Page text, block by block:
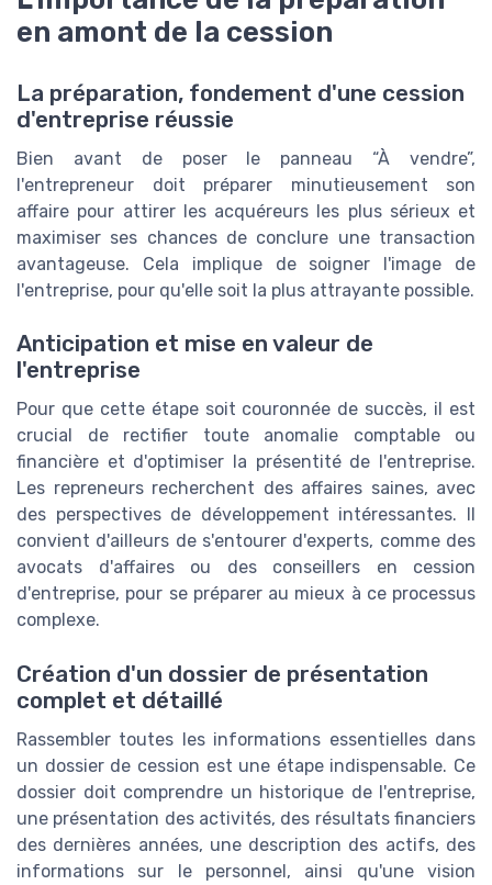
en amont de la cession
La préparation, fondement d'une cession
d'entreprise réussie
Bien avant de poser le panneau “À vendre”,
l'entrepreneur doit préparer minutieusement son
affaire pour attirer les acquéreurs les plus sérieux et
maximiser ses chances de conclure une transaction
avantageuse. Cela implique de soigner l'image de
l'entreprise, pour qu'elle soit la plus attrayante possible.
Anticipation et mise en valeur de
l'entreprise
Pour que cette étape soit couronnée de succès, il est
crucial de rectifier toute anomalie comptable ou
financière et d'optimiser la présentité de l'entreprise.
Les repreneurs recherchent des affaires saines, avec
des perspectives de développement intéressantes. Il
convient d'ailleurs de s'entourer d'experts, comme des
avocats d'affaires ou des conseillers en cession
d'entreprise, pour se préparer au mieux à ce processus
complexe.
Création d'un dossier de présentation
complet et détaillé
Rassembler toutes les informations essentielles dans
un dossier de cession est une étape indispensable. Ce
dossier doit comprendre un historique de l'entreprise,
une présentation des activités, des résultats financiers
des dernières années, une description des actifs, des
informations sur le personnel, ainsi qu'une vision